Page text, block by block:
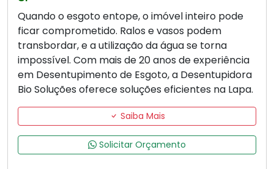
Quando o esgoto entope, o imóvel inteiro pode
ficar comprometido. Ralos e vasos podem
transbordar, e a utilização da água se torna
impossível. Com mais de 20 anos de experiência
em Desentupimento de Esgoto, a Desentupidora
Bio Soluções oferece soluções eficientes na Lapa.
Saiba Mais
Solicitar Orçamento